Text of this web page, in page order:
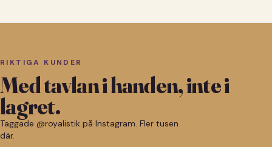
RIKTIGA KUNDER
Med tavlan i handen, inte i
lagret.
Taggade @royalistik på Instagram. Fler tusen
där.